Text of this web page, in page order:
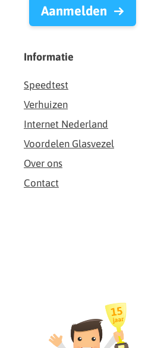
Aanmelden
Informatie
Speedtest
Verhuizen
Internet Nederland
Voordelen Glasvezel
Over ons
Contact